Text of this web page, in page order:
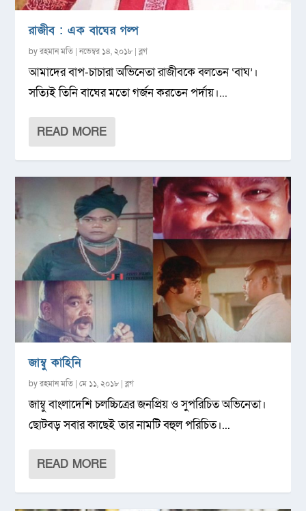
রাজীব : এক বাঘের গল্প
byরহমান মতি |নভেম্বর ১৪, ২০১৮ |ব্লগ
আমাদের বাপ-চাচারা অভিনেতা রাজীবকে বলতেন ‘বাঘ’।
সত্যিই তিনি বাঘের মতো গর্জন করতেন পর্দায়।...
READ MORE
জাম্বু কাহিনি
byরহমান মতি |মে ১১, ২০১৮ |ব্লগ
জাম্বু বাংলাদেশি চলচ্চিত্রের জনপ্রিয় ও সুপরিচিত অভিনেতা।
ছোটবড় সবার কাছেই তার নামটি বহুল পরিচিত।...
READ MORE